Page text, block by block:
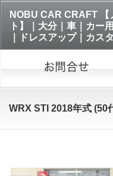
NOBU CAR CRAFT 【
ト】｜大分｜車｜カー
｜ドレスアップ｜カス
WRX STI 2018年式 (50